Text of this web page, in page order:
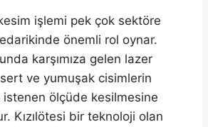
işlemi pek çok sektöre
önemli rol oynar.
karşımıza gelen lazer
ve yumuşak cisimlerin
istenen ölçüde kesilmesine
Kızılötesi bir teknoloji olan